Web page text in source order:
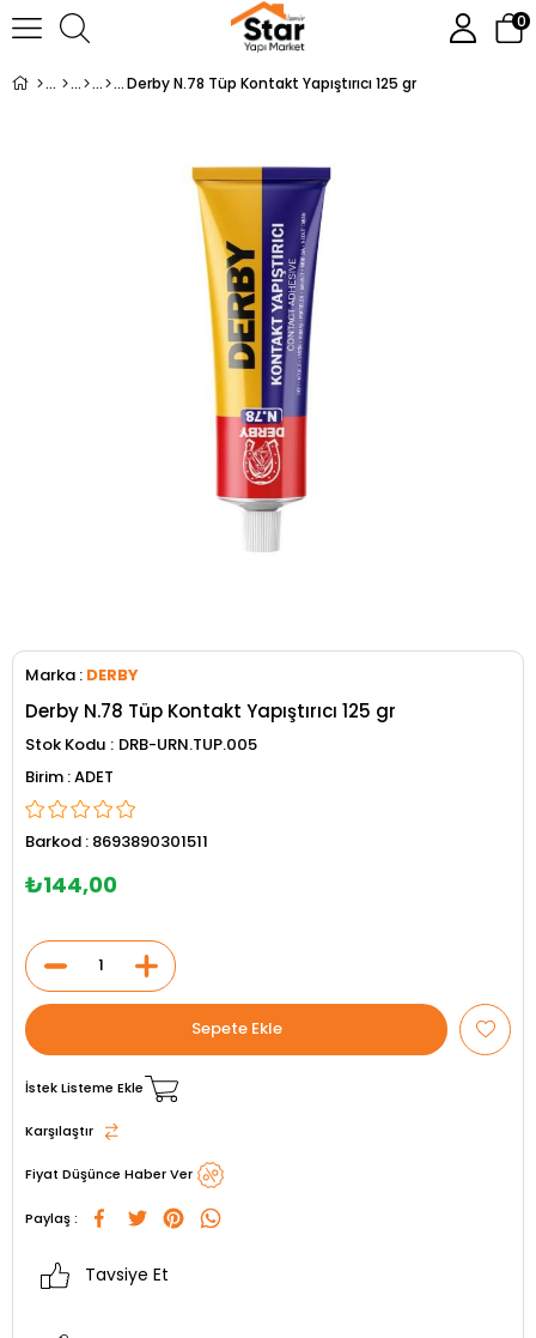
0
Derby N.78 Tüp Kontakt Yapıştırıcı 125 gr
Marka : DERBY
Derby N.78 Tüp Kontakt Yapıştırıcı 125 gr
Stok Kodu
DRB-URN.TUP.005
ADET
Barkod : 8693890301511
₺144,00
İstek Listeme Ekle
Karşılaştır
Fiyat Düşünce Haber Ver
Paylaş :
Tavsiye Et